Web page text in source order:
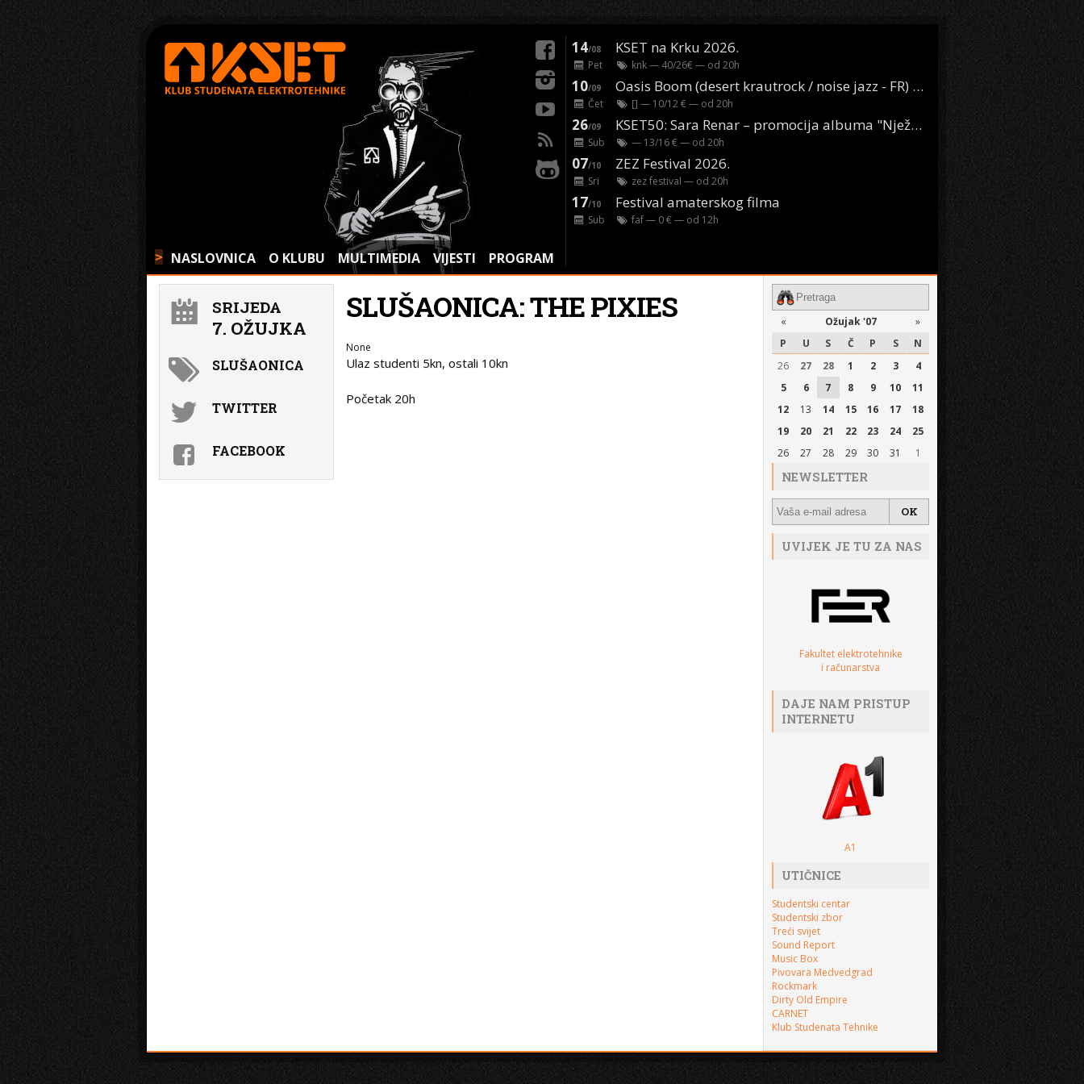
> NASLOVNICA O KLUBU MULTIMEDIA VIJESTI PROGRAM
14/08 KSET na Krku 2026.
Pet knk— 40/26€ — od 20h
10/09 Oasis Boom (desert krautrock / noise jazz - FR) @ KONTEJNER
Čet [] — 10/12 € — od 20h
26/09 KSET50: Sara Renar – promocija albuma "Nježne riječi" @ Močvara
Sub — 13/16 € — od 20h
07/10 ZEZ Festival 2026.
Sri zez festival — od 20h
17/10 Festival amaterskog filma
Sub faf— 0 € — od 12h
SLUŠAONICA: THE PIXIES
None
Ulaz studenti 5kn, ostali 10kn
Početak 20h
SRIJEDA
7. OŽUJKA
SLUŠAONICA
TWITTER
FACEBOOK
« Ožujak '07
»
P
U S Č P S
N
26
27 28 1 2 3
4
5
6 7 8 9 10
11
12
13 14 15 16 17
18
19
20 21 22 23 24
25
26
27 28 29 30 31 1
NEWSLETTER
UVIJEK JE TU ZA NAS
Fakultet elektrotehnike
i računarstva
DAJE NAM PRISTUP
INTERNETU
A1
UTIČNICE
Studentski centar
Studentski zbor
Treći svijet
Sound Report
Music Box
Pivovara Medvedgrad
Rockmark
Dirty Old Empire
CARNET
Klub Studenata Tehnike